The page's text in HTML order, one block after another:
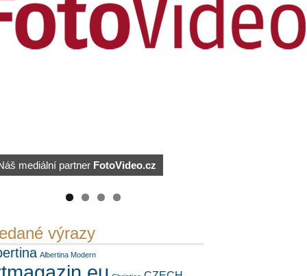
Náš mediální partnerFotoVideo.cz
výrazy
Albertina Modern